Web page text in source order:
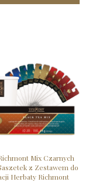
Mix Czarnych
z Zestawem do
Herbaty Richmont